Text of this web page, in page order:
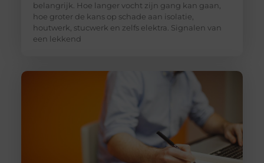
belangrijk. Hoe langer vocht zijn gang kan gaan,
hoe groter de kans op schade aan isolatie,
houtwerk, stucwerk en zelfs elektra. Signalen van
een lekkend